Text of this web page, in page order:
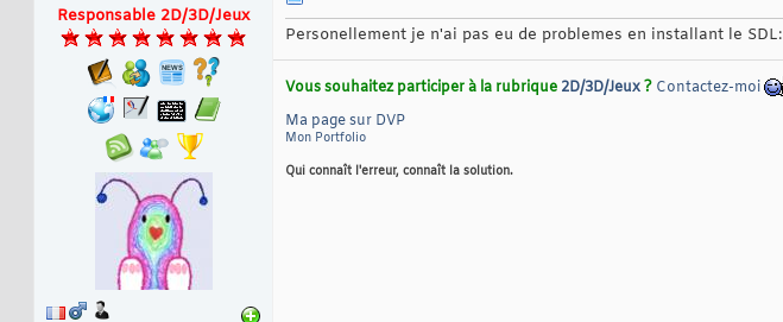
Responsable 2D/3D/Jeux
Personellement je n'ai pas eu de problemes en installant le SDL:
Vous souhaitez participer à la rubrique 2D/3D/Jeux? Contactez-moi
Ma page sur DVP
Mon Portfolio
Qui connaît l'erreur, connaît la solution.